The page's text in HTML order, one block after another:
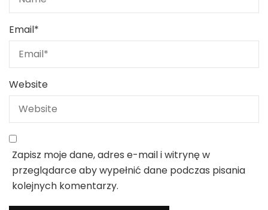
Email*
Website
Zapisz moje dane, adres e-mail i witrynę w
przeglądarce aby wypełnić dane podczas pisania
kolejnych komentarzy.